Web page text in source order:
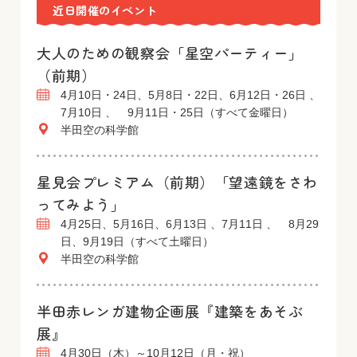
近日開催のイベント
大人のための観察会「星空パーティー」
（前期）
4月10日・24日、5月8日・22日、6月12日・26日 、
7月10日 、 9月11日・25日（すべて金曜日）
半田空の科学館
星見会プレミアム（前期）「望遠鏡をさわ
ってみよう」
4月25日、5月16日、6月13日 、7月11日 、 8月29
日、9月19日（すべて土曜日）
半田空の科学館
半田赤レンガ建物企画展『建築をあそぶ
展』
4月30日（木）～10月12日（月・祝）